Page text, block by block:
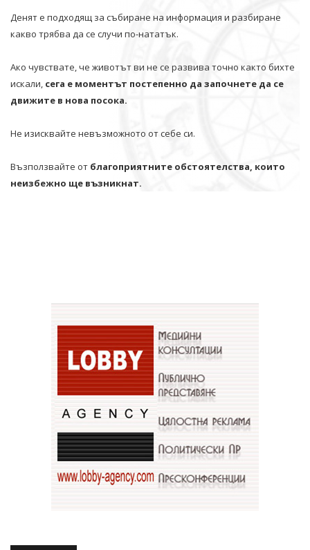
Денят е подходящ за събиране на информация и разбиране
какво трябва да се случи по-нататък.
Ако чувствате, че животът ви не се развива точно както бихте
искали, сега е моментът постепенно да започнете да се
движите в нова посока.
Не изисквайте невъзможното от себе си.
Възползвайте от благоприятните обстоятелства, които
неизбежно ще възникнат.